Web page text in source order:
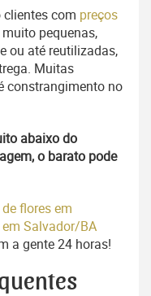
com preços
pequenas,
ou até reutilizadas,
Muitas
constrangimento no
abaixo do
o barato pode
flores em
Salvador/BA
a gente 24 horas!